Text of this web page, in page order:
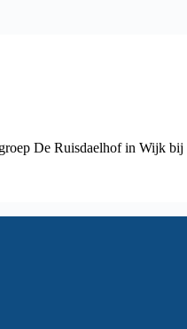
De Ruisdaelhof in Wijk bij